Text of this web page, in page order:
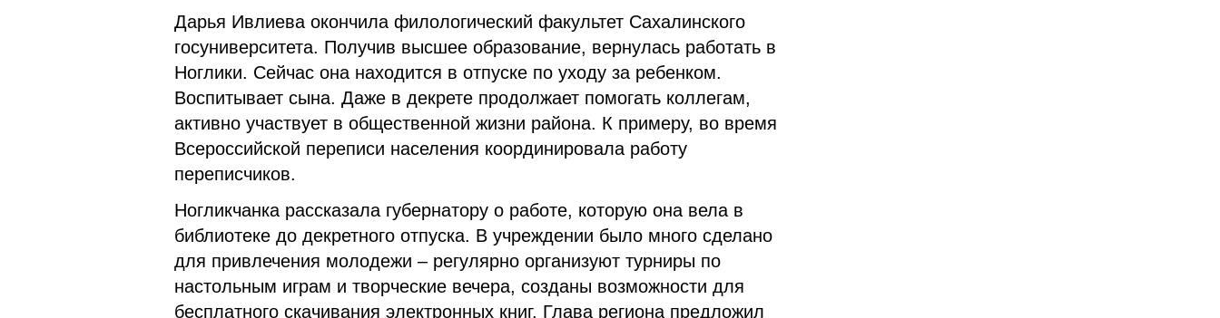
Дарья Ивлиева окончила филологический факультет Сахалинского
госуниверситета. Получив высшее образование, вернулась работать в
Ноглики. Сейчас она находится в отпуске по уходу за ребенком.
Воспитывает сына. Даже в декрете продолжает помогать коллегам,
активно участвует в общественной жизни района. К примеру, во время
Всероссийской переписи населения координировала работу
переписчиков.
Ногликчанка рассказала губернатору о работе, которую она вела в
библиотеке до декретного отпуска. В учреждении было много сделано
для привлечения молодежи – регулярно организуют турниры по
настольным играм и творческие вечера, созданы возможности для
бесплатного скачивания электронных книг. Глава региона предложил